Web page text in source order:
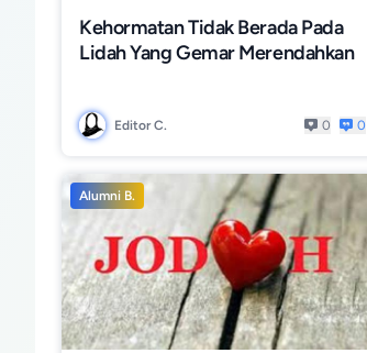
Kehormatan Tidak Berada Pada
Lidah Yang Gemar Merendahkan
Editor C. 0 0
Alumni B.